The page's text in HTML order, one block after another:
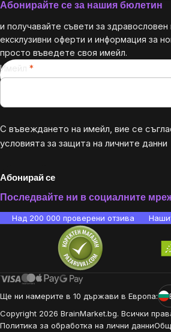
Абонирайте се за нашия бюлетин
и получавайте съвети за здравословен
ексклузивни оферти и информация за
просто въведете своя имейл.
Имейл
С въвеждането на имейл, вие се
условията за защита на личните данни
Абонирай се
Последвайте ни в социалните
Над 200 000 проверени отзива
Ще ни намерите в 10 държави в Европа:
Copyright 2026 BrainMarket.bg. Всички
Политика за обработка на лични данни